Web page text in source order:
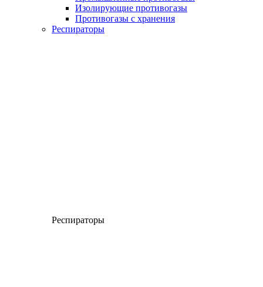
Изолирующие противогазы
Противогазы с хранения
Респираторы
Респираторы